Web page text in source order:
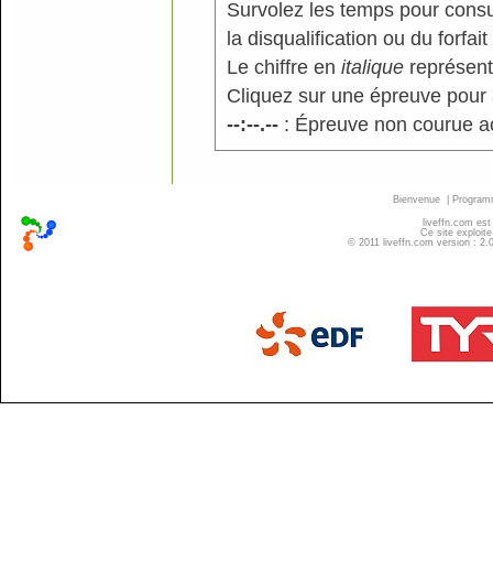
Survolez les temps pour
la disqualification ou du forfait
Le chiffre en italique
Cliquez sur une épreuve
--:--.--: Épreuve non courue
Bienvenue
liveffn.com
Ce site
© 2011 liveffn.com version :